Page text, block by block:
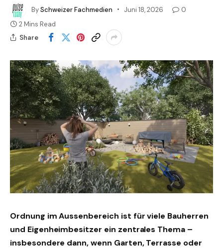
BySchweizer Fachmedien Juni 18, 2026
0
2 Mins Read
Share
Ordnung im Aussenbereich ist für viele Bauherren
und Eigenheimbesitzer ein zentrales Thema –
insbesondere dann, wenn Garten, Terrasse oder